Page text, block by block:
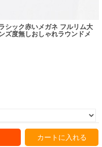
シック赤いメガネ フルリム大
ズ度無しおしゃれラウンドメ
カートに入れる